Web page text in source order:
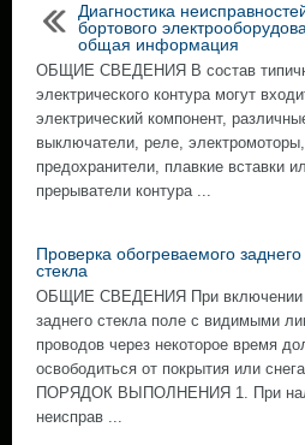
Диагностика
бортового
общая информация
ОБЩИЕ СВЕДЕНИЯ В состав
электрического контура могут
электрический компонент,
выключатели, реле, электромоторы,
предохранители, плавкие вставки
прерыватели контура ...
Проверка обогреваемого заднего
стекла
ОБЩИЕ СВЕДЕНИЯ При включении
заднего стекла поле с видимыми
проводов через некоторое время
освободиться от покрытия или
ПОРЯДОК ВЫПОЛНЕНИЯ 1. При
неисправ ...